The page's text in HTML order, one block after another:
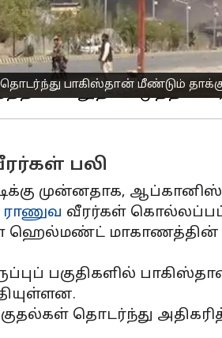
பாகிஸ்தான் மீண்டும்
ராணுவ
உள்ள குடியிருப்புப்
அமைச்சர் மொஹ்சின்
சட்டத்தின்
பலி
முன்னதாக,
வீரர்கள்
மாகாணத்தின்
பகுதிகளில்
தொடர்ந்து